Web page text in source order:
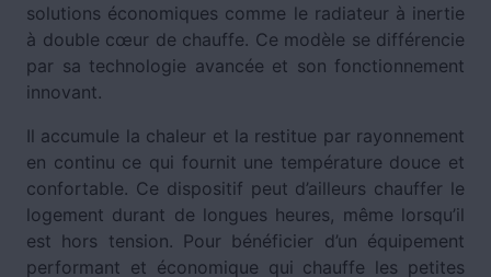
solutions économiques comme le radiateur à inertie
à double cœur de chauffe. Ce modèle se différencie
par sa technologie avancée et son fonctionnement
innovant.
Il accumule la chaleur et la restitue par rayonnement
en continu ce qui fournit une température douce et
confortable. Ce dispositif peut d’ailleurs chauffer le
logement durant de longues heures, même lorsqu’il
est hors tension. Pour bénéficier d’un équipement
performant et économique qui chauffe les petites